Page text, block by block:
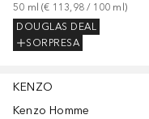
50 ml (€ 113,98 / 100 ml)
DOUGLAS DEAL
SORPRESA
KENZO
Kenzo Homme